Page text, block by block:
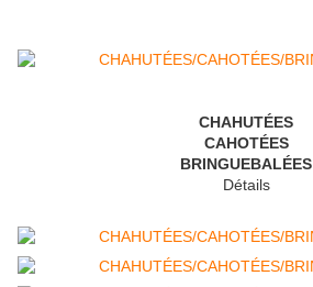
CHAHUTÉES
CAHOTÉES
BRINGUEBALÉES
Détails